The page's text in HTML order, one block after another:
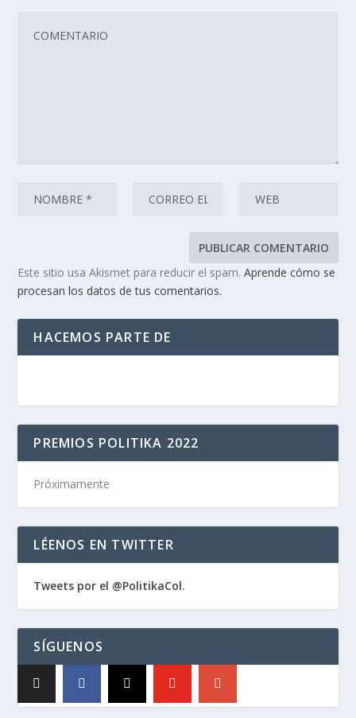
Este sitio usa Akismet para reducir el spam.Aprende cómo se
procesan los datos de tus comentarios.
HACEMOS PARTE DE
PREMIOS POLITIKA 2022
Próximamente
LÉENOS EN TWITTER
Tweets por el @PolitikaCol.
SÍGUENOS